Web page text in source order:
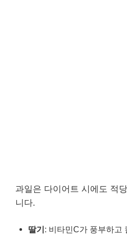
과일은 다이어트 시에도 적
니다.
딸기: 비타민C가 풍부하고